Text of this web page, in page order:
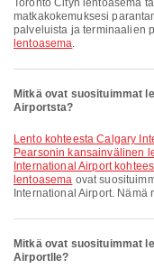
Toronto Cityn lentoasema tarjoaa ja monia muita mukavuuksia
matkakokemuksesi
palveluista ja terminaalien
lentoasema.
Mitkä ovat suosituimmat
Airportsta?
lento kohteesta Calgary International Airport kohteeseen Toronton
Pearsonin kansainvälinen
International Airport
lentoasema ovat
International Airport. Nämä
Mitkä ovat suosituimmat
Airportlle?